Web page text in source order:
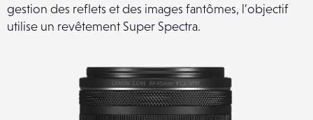
gestion des reflets et des images fantômes, l’objectif
utilise un revêtement Super Spectra.